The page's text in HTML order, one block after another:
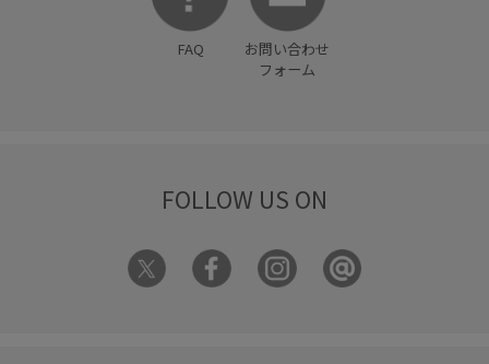
FAQ
お問い合わせ
フォーム
FOLLOW US ON